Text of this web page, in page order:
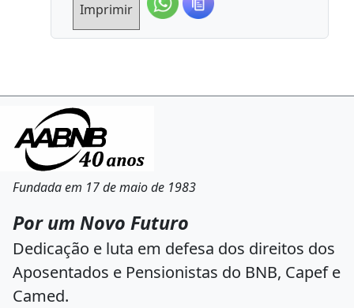
Imprimir
Fundada em 17 de maio de 1983
Por um Novo Futuro
Dedicação e luta em defesa dos direitos dos
Aposentados e Pensionistas do BNB, Capef e
Camed.